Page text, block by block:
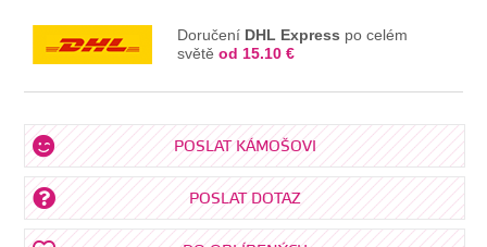
Doručení DHL Express po celém
světěod 15.10 €
POSLAT KÁMOŠOVI
POSLAT DOTAZ